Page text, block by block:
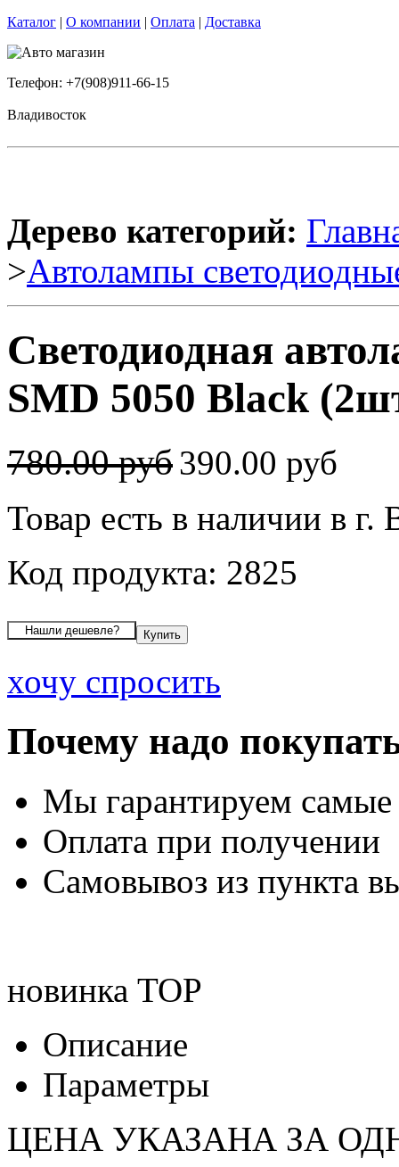
Каталог | О компании | Оплата | Доставка
Телефон: +7(908)911-66-15
Владивосток
Дерево категорий:
>Автолампы
Светодиодная
SMD 5050 Black
780.00 руб390.00 руб
Товар есть в наличии в г.
Код продукта: 2825
хочу спросить
Почему надо
Мы гарантируем
Оплата при получении
Самовывоз из пункта
новинка TOP
Описание
Параметры
ЦЕНА УКАЗАНА ЗА